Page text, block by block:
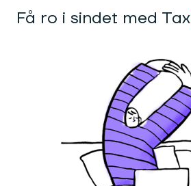
Få ro i sindet med Tax